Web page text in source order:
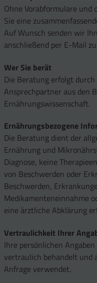
Ohne Vorabformulare
Sie eine
Auf Wunsch senden wir
anschließend per E-Mail zu.
Wer Sie berät
Die Beratung erfolgt
Ansprechpartner aus den
Ernährungswissenschaft.
Ernährungsbezogene
Die Beratung dient der
Ernährung und
Diagnose, keine
von Beschwerden oder
Beschwerden,
Medikamenteneinnahme
eine ärztliche Abklärung
Vertraulichkeit Ihrer
Ihre persönlichen
vertraulich behandelt und
Anfrage verwendet.